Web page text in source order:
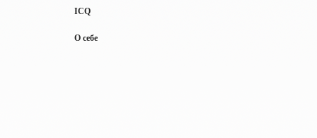
ICQ
О себе